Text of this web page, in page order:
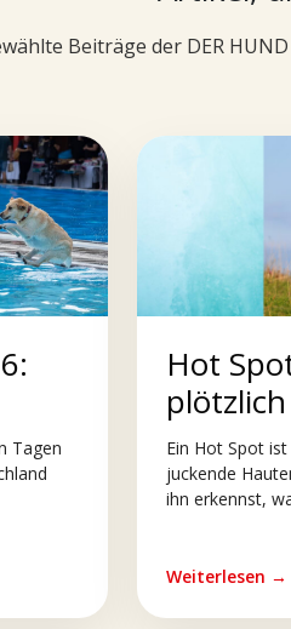
Beiträge der DER
Tagen
Hot
Ein Hot Spot
juckende
ihn erkennst,
Weiterlesen →